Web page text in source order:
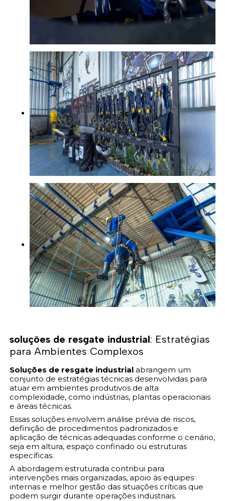
soluções de resgate industrial: Estratégias
para Ambientes Complexos
Soluções de resgate industrial abrangem um
conjunto de estratégias técnicas desenvolvidas para
atuar em ambientes produtivos de alta
complexidade, como indústrias, plantas operacionais
e áreas técnicas.
Essas soluções envolvem análise prévia de riscos,
definição de procedimentos padronizados e
aplicação de técnicas adequadas conforme o cenário,
seja em altura, espaço confinado ou estruturas
específicas.
A abordagem estruturada contribui para
intervenções mais organizadas, apoio às equipes
internas e melhor gestão das situações críticas que
podem surgir durante operações industriais.